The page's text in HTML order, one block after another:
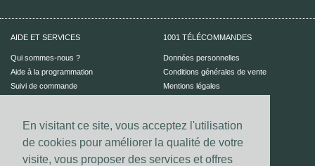
En visitant ce site, vous acceptez l'utilisation
de cookies pour améliorer la qualité de votre
visite, vous proposer des services et offres
AIDE ET SERVICES
Qui sommes-nous ?
Aide à la programmation
Suivi de commande
1001 TÉLÉCOMMANDES
Données personnelles
Conditions générales de vente
Mentions légales
UN CONSEIL ?
Nous contacter